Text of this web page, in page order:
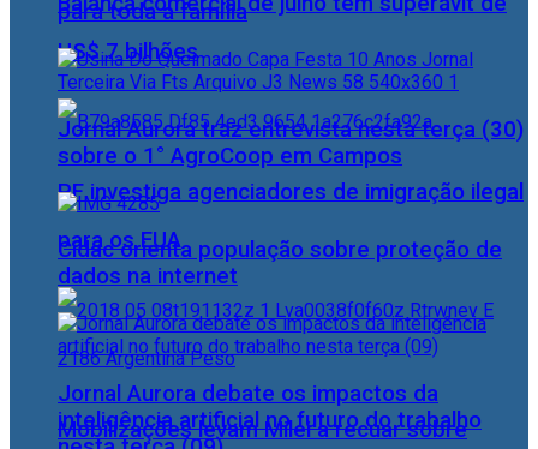
US$ 7 bilhões
PF investiga agenciadores de imigração ilegal
para os EUA
Mobilizações levam Milei a recuar sobre
para toda a família
Jornal Aurora traz entrevista nesta terça (30)
sobre o 1° AgroCoop em Campos
Cidac orienta população sobre proteção de
dados na internet
Jornal Aurora debate os impactos da
inteligência artificial no futuro do trabalho